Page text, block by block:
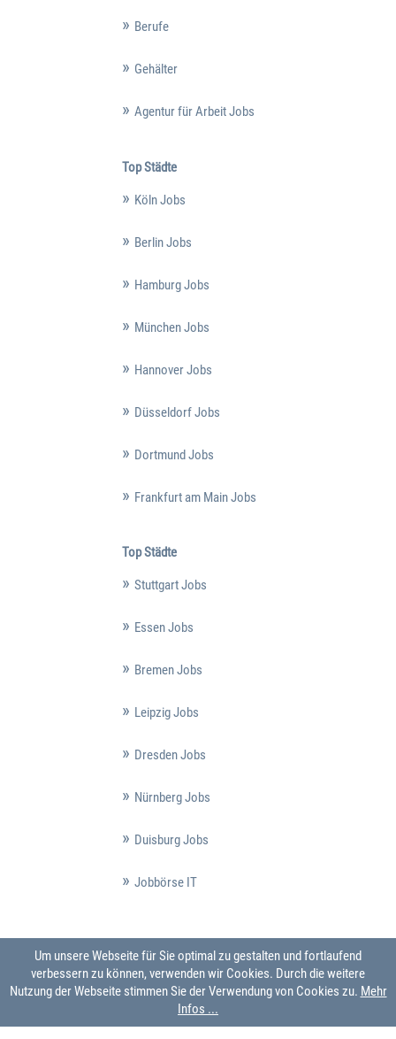
Berufe
Gehälter
Agentur für Arbeit Jobs
Top Städte
Köln Jobs
Berlin Jobs
Hamburg Jobs
München Jobs
Hannover Jobs
Düsseldorf Jobs
Dortmund Jobs
Frankfurt am Main Jobs
Top Städte
Stuttgart Jobs
Essen Jobs
Bremen Jobs
Leipzig Jobs
Dresden Jobs
Nürnberg Jobs
Duisburg Jobs
Jobbörse IT
Um unsere Webseite für Sie optimal zu gestalten und fortlaufend
verbessern zu können, verwenden wir Cookies. Durch die weitere
Nutzung der Webseite stimmen Sie der Verwendung von Cookies zu. Mehr
Infos ...